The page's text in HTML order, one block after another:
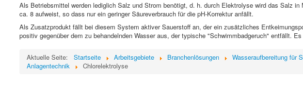
Als Betriebsmittel werden lediglich Salz und Strom benötigt, d. h. durch Elektrolyse wird das Salz
ca. 8 aufweist, so dass nur ein geringer Säureverbrauch für die pH-Korrektur anfällt.
Als Zusatzprodukt fällt bei diesem System aktiver Sauerstoff an, der ein zusätzliches
positiv gegenüber dem zu behandelnden Wasser aus, der typische "Schwimmbadgeruch" entfällt.
Aktuelle Seite: Startseite Arbeitsgebiete Branchenlösungen
Wasseraufbereitung für
Anlagentechnik
Chlorelektrolyse